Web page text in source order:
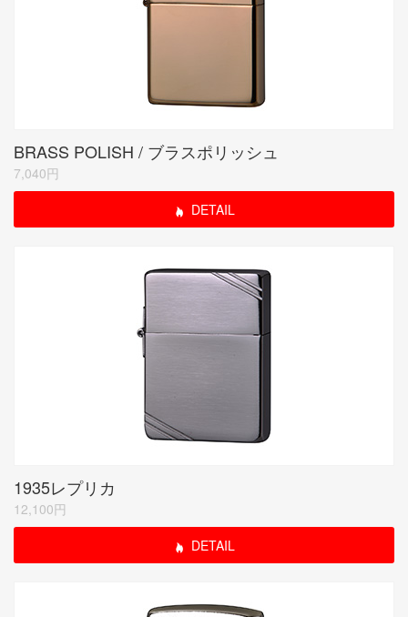
BRASS POLISH / ブラスポリッシュ
7,040円
DETAIL
1935レプリカ
12,100円
DETAIL